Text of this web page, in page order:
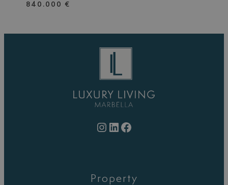
840.000 €
Instagram LinkedIn Facebook
Property